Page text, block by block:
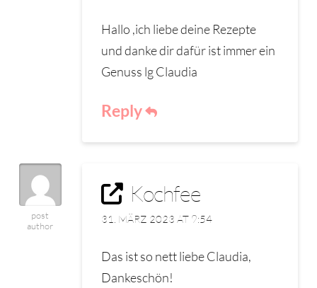
Hallo ,ich liebe deine Rezepte
und danke dir dafür ist immer ein
Genuss lg Claudia
Reply
post
author
Kochfee
31. MÄRZ 2023 AT 9:54
Das ist so nett liebe Claudia,
Dankeschön!